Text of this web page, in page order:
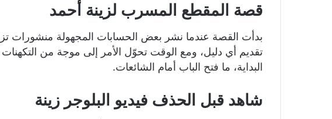
قصة المقطع المسرب لزينة أحمد
بدأت القصة عندما نشر بعض الحسابات المجهولة منشورات
تقديم أي دليل، ومع الوقت تحوّل الأمر إلى موجة من
البداية، ما فتح الباب أمام الشائعات.
شاهد قبل الحذف فيديو البلوجر زينة